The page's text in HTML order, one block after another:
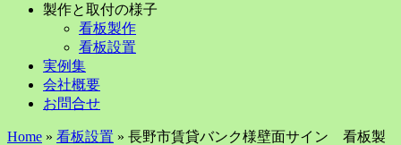
製作と取付の様子
看板製作
看板設置
実例集
会社概要
お問合せ
Home » 看板設置 » 長野市賃貸バンク様壁面サイン 看板製